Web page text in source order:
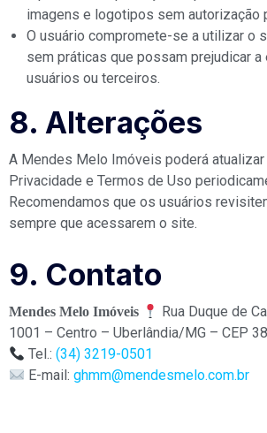
imagens e logotipos sem autorização
O usuário compromete-se a utilizar o
sem práticas que possam prejudicar a
usuários ou terceiros.
8. Alterações
A Mendes Melo Imóveis poderá
Privacidade e Termos de Uso
Recomendamos que os usuários
sempre que acessarem o site.
9. Contato
Mendes Melo Imóveis
Rua Duque de
1001 – Centro – Uberlândia/MG – CEP
Tel.:(34) 3219-0501
E-mail:ghmm@mendesmelo.com.br